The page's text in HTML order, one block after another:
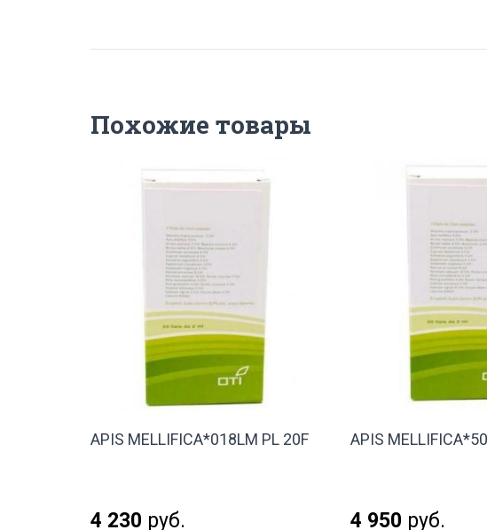
Похожие товары
APIS MELLIFICA*018LM PL 20F
4 230 руб.
APIS
4 950 руб.